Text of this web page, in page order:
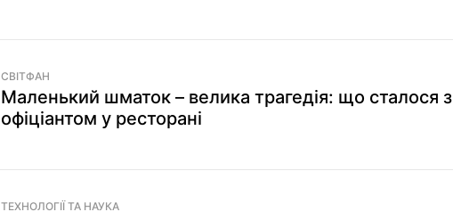
СВІТФАН
Маленький шматок – велика трагедія: що сталося з
офіціантом у ресторані
ТЕХНОЛОГІЇ ТА НАУКА